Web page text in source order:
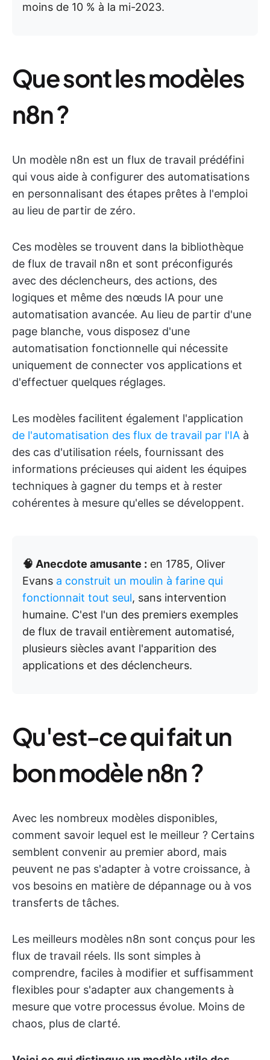
moins de 10 % à la mi-2023.
Que sont les modèles
n8n ?
Un modèle n8n est un flux de travail prédéfini
qui vous aide à configurer des automatisations
en personnalisant des étapes prêtes à l'emploi
au lieu de partir de zéro.
Ces modèles se trouvent dans la bibliothèque
de flux de travail n8n et sont préconfigurés
avec des déclencheurs, des actions, des
logiques et même des nœuds IA pour une
automatisation avancée. Au lieu de partir d'une
page blanche, vous disposez d'une
automatisation fonctionnelle qui nécessite
uniquement de connecter vos applications et
d'effectuer quelques réglages.
Les modèles facilitent également l'application
de l'automatisation des flux de travail par l'IA à
des cas d'utilisation réels, fournissant des
informations précieuses qui aident les équipes
techniques à gagner du temps et à rester
cohérentes à mesure qu'elles se développent.
🧠 Anecdote amusante : en 1785, Oliver
Evans a construit un moulin à farine qui
fonctionnait tout seul, sans intervention
humaine. C'est l'un des premiers exemples
de flux de travail entièrement automatisé,
plusieurs siècles avant l'apparition des
applications et des déclencheurs.
Qu'est-ce qui fait un
bon modèle n8n ?
Avec les nombreux modèles disponibles,
comment savoir lequel est le meilleur ? Certains
semblent convenir au premier abord, mais
peuvent ne pas s'adapter à votre croissance, à
vos besoins en matière de dépannage ou à vos
transferts de tâches.
Les meilleurs modèles n8n sont conçus pour les
flux de travail réels. Ils sont simples à
comprendre, faciles à modifier et suffisamment
flexibles pour s'adapter aux changements à
mesure que votre processus évolue. Moins de
chaos, plus de clarté.